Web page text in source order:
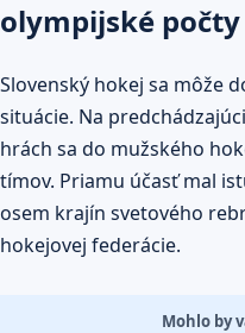
olympijské počty
Slovenský hokej sa môže
situácie. Na
hrách sa do mužského
tímov. Priamu účasť mal
osem krajín svetového
hokejovej federácie.
Mohlo by